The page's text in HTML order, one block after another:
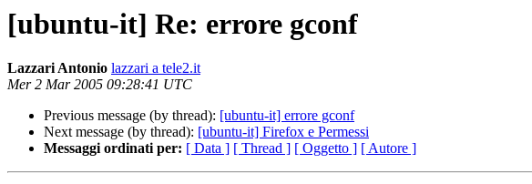
[ubuntu-it] Re: errore gconf
Lazzari Antonio lazzari a tele2.it
Mer 2 Mar 2005 09:28:41 UTC
Previous message (by thread): [ubuntu-it] errore gconf
Next message (by thread): [ubuntu-it] Firefox e Permessi
Messaggi ordinati per: [ Data ] [ Thread ] [ Oggetto ] [ Autore ]